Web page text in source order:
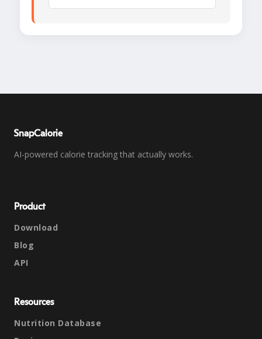
SnapCalorie
AI-powered calorie tracking that actually works.
Product
Download
Blog
API
Resources
Nutrition Database